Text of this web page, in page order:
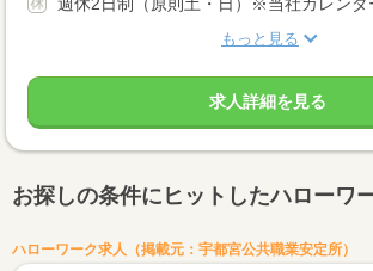
もっと見る
求人詳細を見る
お探しの条件にヒットしたハローワ
ハローワーク求人（掲載元：宇都宮公共職業安定所）